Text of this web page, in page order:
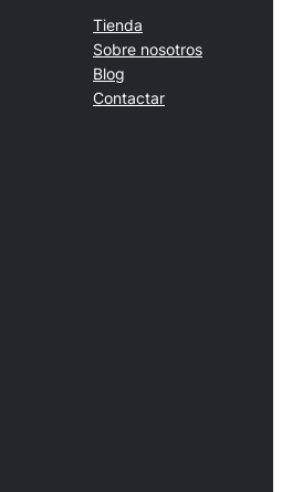
Tienda
Sobre nosotros
Blog
Contactar